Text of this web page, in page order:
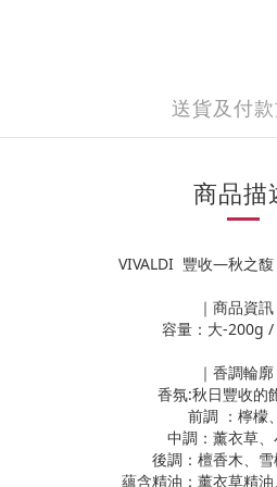
送貨及付
商品描
VIVALDI 豐收—秋之馥
｜商品資訊
容量：大-200g
｜香調輪廓
香氛:秋日豐收的
前調 ：檸檬
中調：薰衣草
後調：檀香木、
蘊含精油：薰衣草精